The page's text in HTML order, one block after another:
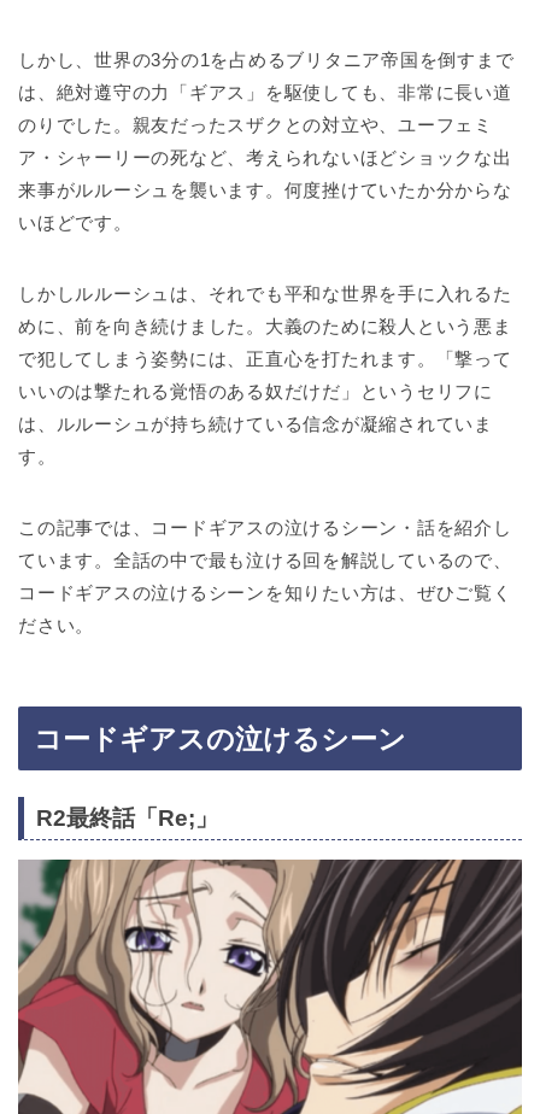
しかし、世界の3分の1を占めるブリタニア帝国を倒すまで
は、絶対遵守の力「ギアス」を駆使しても、非常に長い道
のりでした。親友だったスザクとの対立や、ユーフェミ
ア・シャーリーの死など、考えられないほどショックな出
来事がルルーシュを襲います。何度挫けていたか分からな
いほどです。
しかしルルーシュは、それでも平和な世界を手に入れるた
めに、前を向き続けました。大義のために殺人という悪ま
で犯してしまう姿勢には、正直心を打たれます。「撃って
いいのは撃たれる覚悟のある奴だけだ」というセリフに
は、ルルーシュが持ち続けている信念が凝縮されていま
す。
この記事では、コードギアスの泣けるシーン・話を紹介し
ています。全話の中で最も泣ける回を解説しているので、
コードギアスの泣けるシーンを知りたい方は、ぜひご覧く
ださい。
コードギアスの泣けるシーン
R2最終話「Re;」